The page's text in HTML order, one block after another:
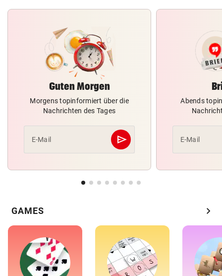
Guten Morgen
Morgens topinformiert über die
Nachrichten des Tages
E-Mail send
Abschicken
Abends
E-Mail
GAMES chevron_right